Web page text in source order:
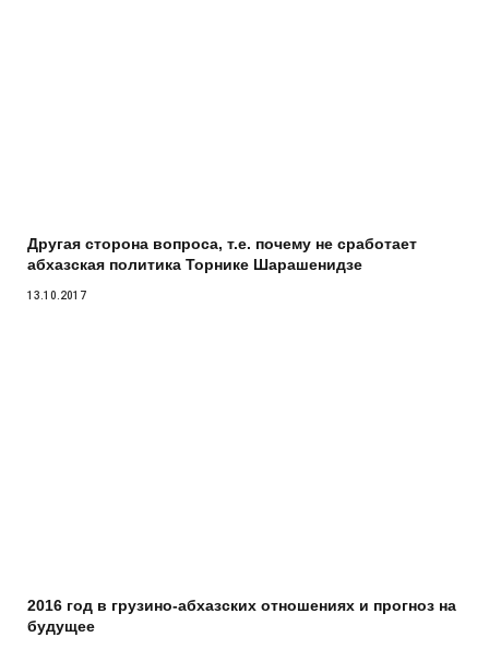
Другая сторона вопроса, т.е. почему не сработает
абхазская политика Торнике Шарашенидзе
13.10.2017
2016 год в грузино-абхазских отношениях и прогноз на
будущее